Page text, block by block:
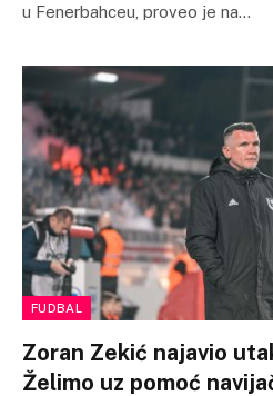
u Fenerbahceu, proveo je na…
FUDBAL
Zoran Zekić najavio
Želimo uz pomoć